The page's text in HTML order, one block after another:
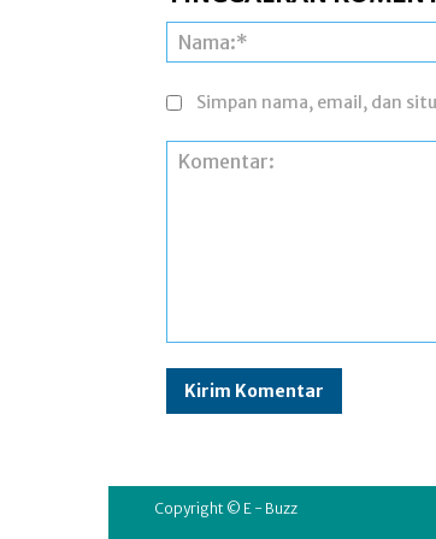
Simpan nama, email, dan
Copyright © E - Buzz